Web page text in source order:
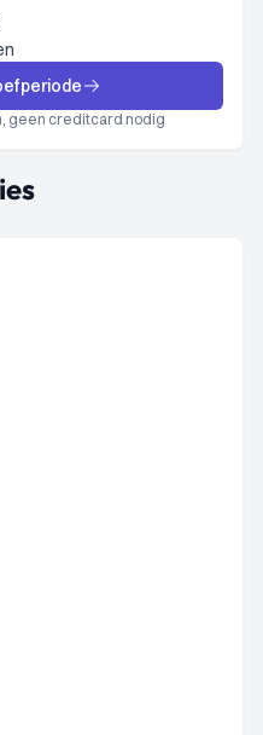
geen creditcard nodig